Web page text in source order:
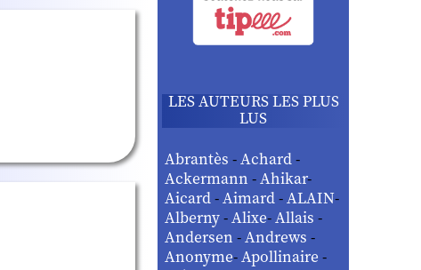
LES AUTEURS LES PLUS
LUS
Abrantès-Achard-
Ackermann-Ahikar-
Aicard-Aimard-ALAIN-
Alberny-Alixe-Allais-
Andersen-Andrews-
Anonyme-Apollinaire-